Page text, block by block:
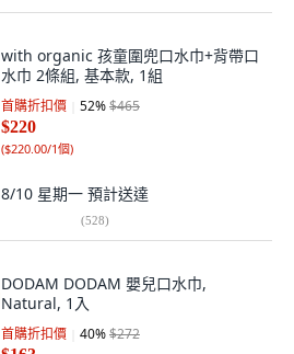
with organic 孩童圍兜口水巾+背帶口
水巾 2條組, 基本款, 1組
首購折扣價 52%$465
$220
($220.00/1個)
8/10 星期一 預計送達
(528)
DODAM DODAM 嬰兒口水巾,
Natural, 1入
首購折扣價 40%$272